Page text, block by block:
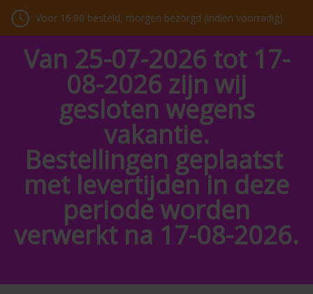
Voor 16:00 besteld, morgen bezorgd (indien voorradig)
Van 25-07-2026 tot 17-
08-2026 zijn wij
gesloten wegens
vakantie.
Bestellingen geplaatst
met levertijden in deze
periode worden
verwerkt na 17-08-2026.